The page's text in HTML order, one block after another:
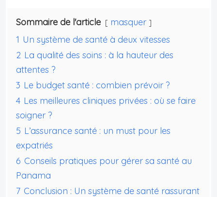
Sommaire de l'article
masquer
1 Un système de santé à deux vitesses
2 La qualité des soins : à la hauteur des
attentes ?
3 Le budget santé : combien prévoir ?
4 Les meilleures cliniques privées : où se faire
soigner ?
5 L’assurance santé : un must pour les
expatriés
6 Conseils pratiques pour gérer sa santé au
Panama
7 Conclusion : Un système de santé rassurant